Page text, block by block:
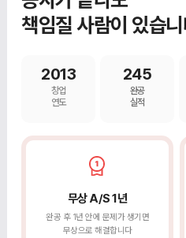
책임질 사람이 있습
2013
창업
연도
245
완공
실적
무상 A/S 1년
완공 후 1년 안에 문제가 생기면
무상으로 해결합니다